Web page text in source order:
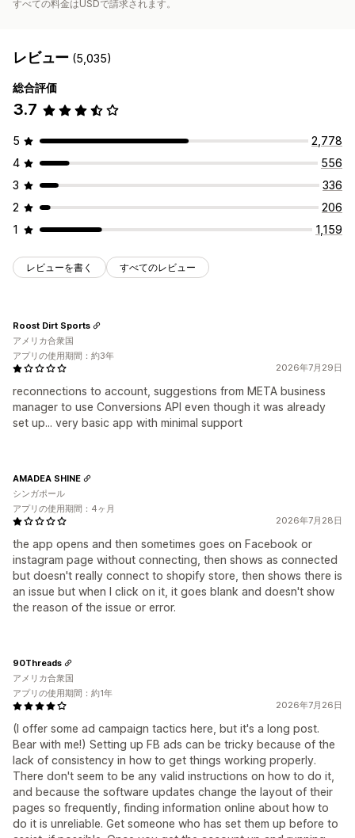
A/Bテスト パフォーマンス追跡
コンバージョントラッキング
すべての料金はUSDで請求されます。
レビュー (5,035)
総合評価
3.7
5
2,778
4
556
3
336
2
206
1
1,159
レビューを書く すべてのレビュー
2026年7月29日
reconnections to account, suggestions from META business
manager to use Conversions API even though it was already
set up... very basic app with minimal support
Roost Dirt Sports
アメリカ合衆国
アプリの使用期間：約3年
2026年7月28日
the app opens and then sometimes goes on Facebook or
instagram page without connecting, then shows as connected
but doesn't really connect to shopify store, then shows there is
an issue but when I click on it, it goes blank and doesn't show
the reason of the issue or error.
AMADEA SHINE
シンガポール
アプリの使用期間：4ヶ月
2026年7月26日
(I offer some ad campaign tactics here, but it's a long post.
Bear with me!) Setting up FB ads can be tricky because of the
lack of consistency in how to get things working properly.
There don't seem to be any valid instructions on how to do it,
and because the software updates change the layout of their
pages so frequently, finding information online about how to
do it is unreliable. Get someone who has set them up before to
90Threads
アメリカ合衆国
アプリの使用期間：約1年